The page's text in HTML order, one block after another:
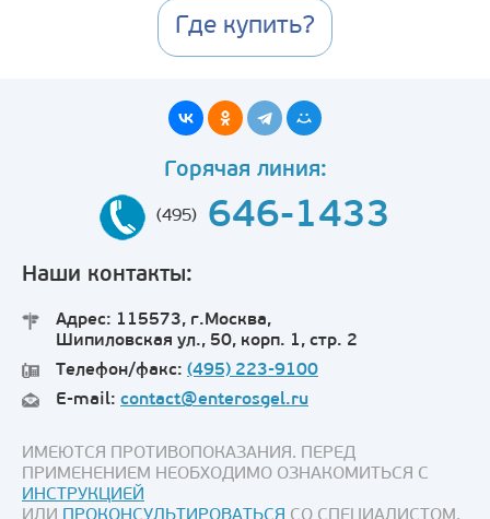
Где купить?
Горячая линия:
(495) 646-1433
Наши контакты:
Адрес: 115573, г.Москва,
Шипиловская ул., 50, корп. 1, стр. 2
Телефон/факс: (495) 223-9100
E-mail: contact@enterosgel.ru
ИМЕЮТСЯ ПРОТИВОПОКАЗАНИЯ. ПЕРЕД
ПРИМЕНЕНИЕМ НЕОБХОДИМО ОЗНАКОМИТЬСЯ С
ИНСТРУКЦИЕЙ
ИЛИ ПРОКОНСУЛЬТИРОВАТЬСЯ СО СПЕЦИАЛИСТОМ.